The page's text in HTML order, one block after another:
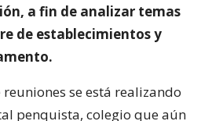
a fin de analizar temas
de establecimientos y
se está realizando
penquista, colegio que aún